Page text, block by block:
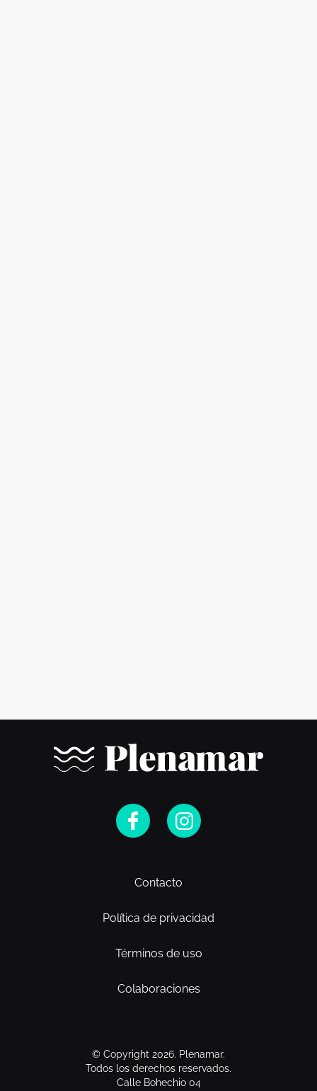
Contacto
Política de privacidad
Términos de uso
Colaboraciones
© Copyright 2026. Plenamar.
Todos los derechos reservados.
Calle Bohechio 04